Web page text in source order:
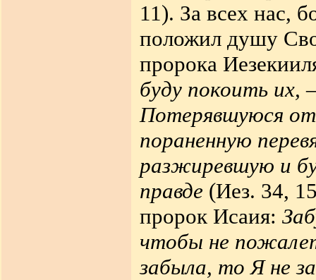
11). За всех нас,
положил душу
пророка
буду покоить их,
Потерявшуюся
пораненную
разжиревшую и
правде (Иез. 34,
пророк Исаия:
чтобы не
забыла, то Я не